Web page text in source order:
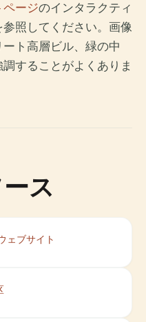
ージのインタラクティ
照してください。画像
ト高層ビル、緑の中
することがよくありま
ス
ェブサイト